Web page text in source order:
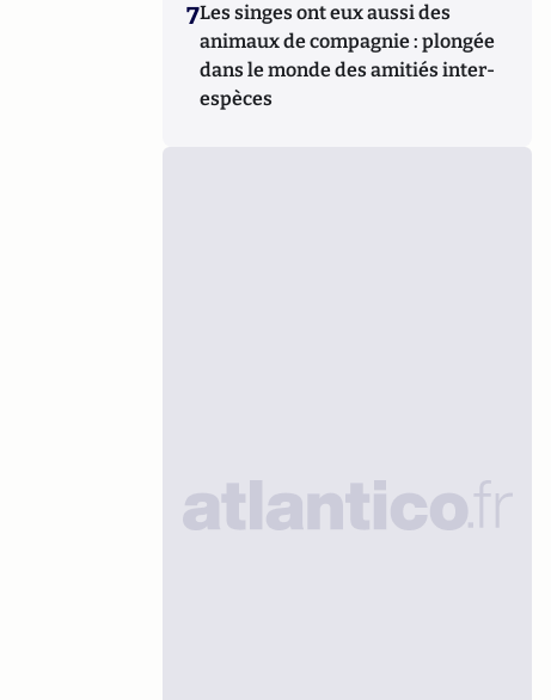
7Les singes ont eux aussi des
animaux de compagnie : plongée
dans le monde des amitiés inter-
espèces